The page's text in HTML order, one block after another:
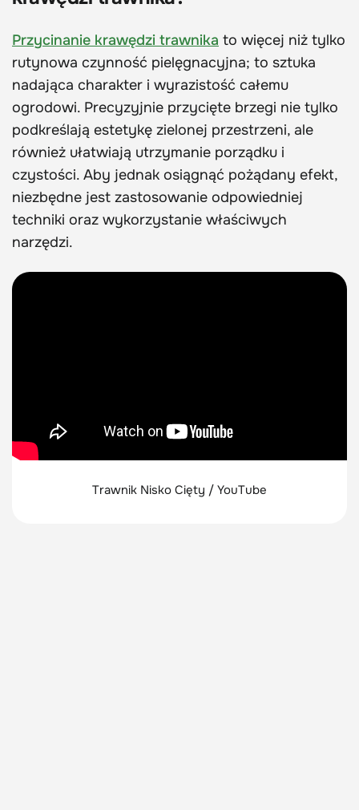
Przycinanie krawędzi trawnika to więcej niż tylko
rutynowa czynność pielęgnacyjna; to sztuka
nadająca charakter i wyrazistość całemu
ogrodowi. Precyzyjnie przycięte brzegi nie tylko
podkreślają estetykę zielonej przestrzeni, ale
również ułatwiają utrzymanie porządku i
czystości. Aby jednak osiągnąć pożądany efekt,
niezbędne jest zastosowanie odpowiedniej
techniki oraz wykorzystanie właściwych
narzędzi.
Trawnik Nisko Cięty / YouTube